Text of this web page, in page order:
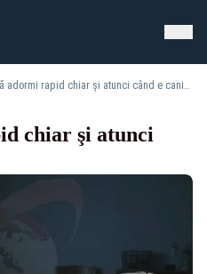
Cum să adormi rapid chiar şi atunci când e caniculă
chiar şi atunci